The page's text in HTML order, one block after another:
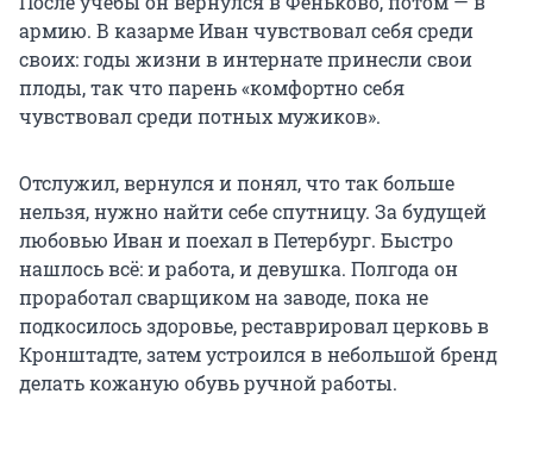
армию. В казарме Иван чувствовал себя среди
своих: годы жизни в интернате принесли свои
плоды, так что парень «комфортно себя
чувствовал среди потных мужиков».
Отслужил, вернулся и понял, что так больше
нельзя, нужно найти себе спутницу. За будущей
любовью Иван и поехал в Петербург. Быстро
нашлось всё: и работа, и девушка. Полгода он
проработал сварщиком на заводе, пока не
подкосилось здоровье, реставрировал церковь в
Кронштадте, затем устроился в небольшой бренд
делать кожаную обувь ручной работы.